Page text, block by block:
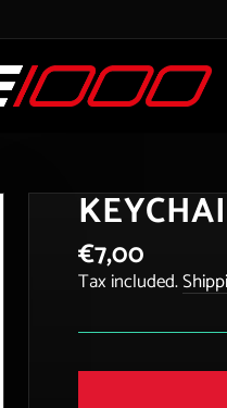
Regular
price
€7,00
Tax included.